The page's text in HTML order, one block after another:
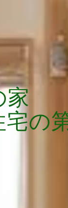
家
の